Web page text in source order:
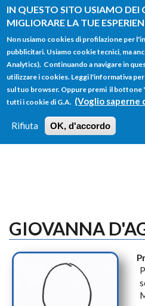
IN QUESTO SITO USIAMO DEI
MIGLIORARE LA TUE
Non usiamo cookies di profilazione per
pubblicitari. Usiamo cookie tecnici, ma
Analytics). Continuando a navigare in
utilizzare i cookies. Leggi l'informativa
sul tuo browser. Oppure premi il bottone
tutti i cookie di G.A. (Voglio saperne
Rifiuta OK, d'accordo
Salta al contenuto principale
FORM
DI
RICERCA
Main menu
HOME TUTTI I PROFILI
LOGIN
GIOVANNA